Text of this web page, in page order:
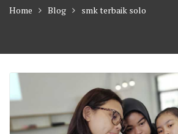
Home Blog smk terbaik solo